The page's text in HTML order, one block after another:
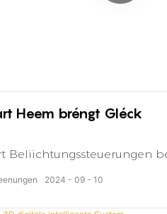
Heem bréngt Gléck
Beliichtungssteuerungen
unzepassen op
an
2024 09 10